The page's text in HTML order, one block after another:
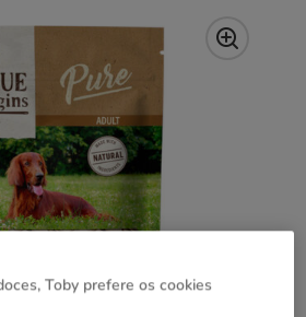
Toby prefere os cookies